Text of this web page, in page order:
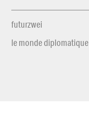
futurzwei
le monde diplomatique